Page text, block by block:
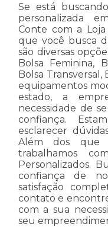
Se está
personalizada
Conte com a
que você busca
são diversas
Bolsa Feminina,
Bolsa Transversal,
equipamentos
estado, a
necessidade de
confiança.
esclarecer
Além dos que
trabalhamos
Personalizados.
confiança de
satisfação
contato e
com a sua
seu